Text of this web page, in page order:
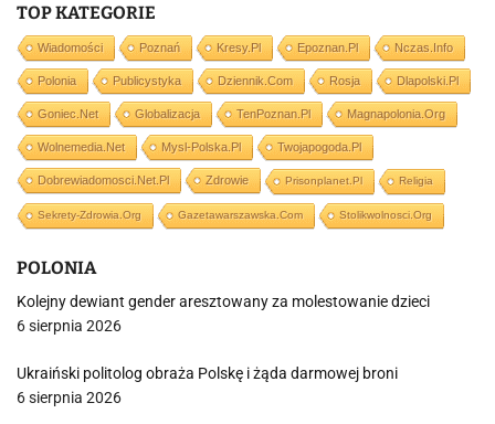
TOP KATEGORIE
Wiadomości Poznań Kresy.pl Epoznan.pl Nczas.info
Polonia Publicystyka Dziennik.com Rosja Dlapolski.pl
Goniec.net Globalizacja TenPoznan.pl Magnapolonia.org
Wolnemedia.net Mysl-Polska.pl Twojapogoda.pl
Dobrewiadomosci.net.pl Zdrowie Prisonplanet.pl Religia
Sekrety-Zdrowia.org Gazetawarszawska.com Stolikwolnosci.org
POLONIA
Kolejny dewiant gender aresztowany za molestowanie dzieci
6 sierpnia 2026
Ukraiński politolog obraża Polskę i żąda darmowej broni
6 sierpnia 2026